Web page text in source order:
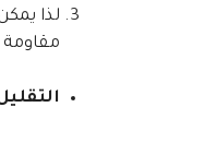
لذا
مقاومة